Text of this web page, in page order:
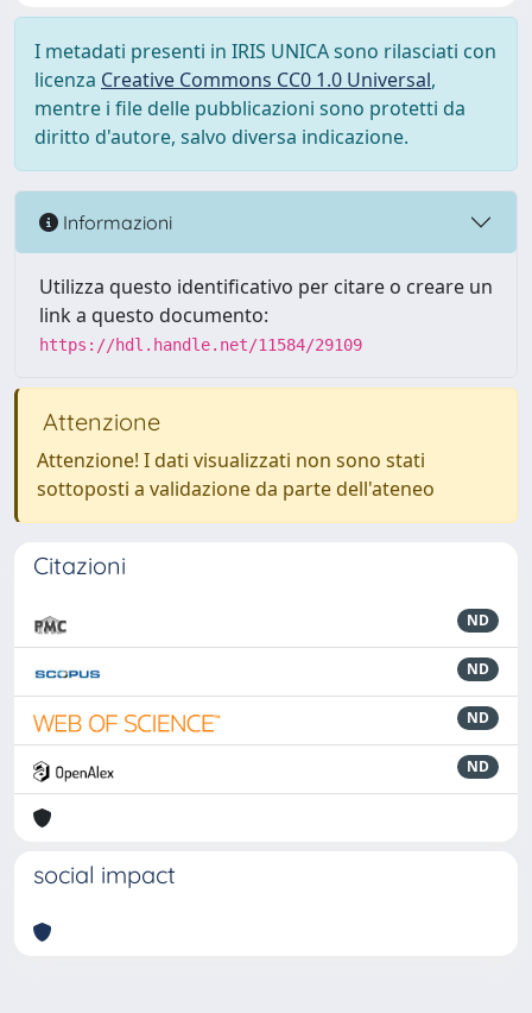
I metadati presenti in IRIS UNICA sono rilasciati con
licenza Creative Commons CC0 1.0 Universal,
mentre i file delle pubblicazioni sono protetti da
diritto d'autore, salvo diversa indicazione.
Informazioni
Utilizza questo identificativo per citare o creare un
link a questo documento:
https://hdl.handle.net/11584/29109
Attenzione
Attenzione! I dati visualizzati non sono stati
sottoposti a validazione da parte dell'ateneo
Citazioni
ND
ND
ND
ND
social impact